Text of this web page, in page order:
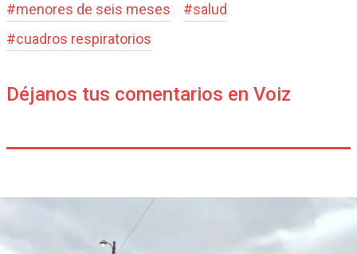
#menores de seis meses #salud
#cuadros respiratorios
Déjanos tus comentarios en Voiz